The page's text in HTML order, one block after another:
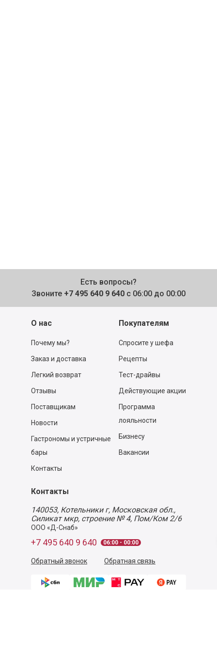
Есть вопросы?
Звоните +7 495 640 9 640 с 06:00 до 00:00
О нас
Почему мы?
Заказ и доставка
Легкий возврат
Отзывы
Поставщикам
Новости
Гастрономы и устричные
бары
Контакты
Покупателям
Спросите у шефа
Рецепты
Тест-драйвы
Действующие акции
Программа
лояльности
Бизнесу
Вакансии
Контакты
140053, Котельники г, Московская обл.,
Силикат мкр, строение № 4, Пом/Ком 2/6
ООО «Д-Снаб»
+7 495 640 9 640 06:00 - 00:00
Обратный звонок Обратная связь